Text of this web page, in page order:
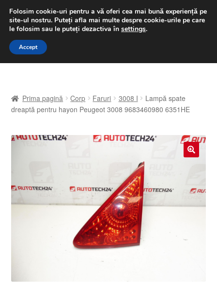
LIVRARE de la 33 lei
luni-vineri 9 a.m. - 4 p.m.031 229 6816
Sari
Sari
A lua legatura
Despre noi
Finalizare comandă
Prima pagină Corp Faruri 3008 I
Lampă spate
dreaptă pentru hayon Peugeot 3008 9683460980 6351HE
Folosim cookie-uri pentru a vă oferi cea mai bună experiență pe
site-ul nostru. Puteți afla mai multe despre cookie-urile pe care
le folosim sau le puteți dezactiva în settings.
Accept